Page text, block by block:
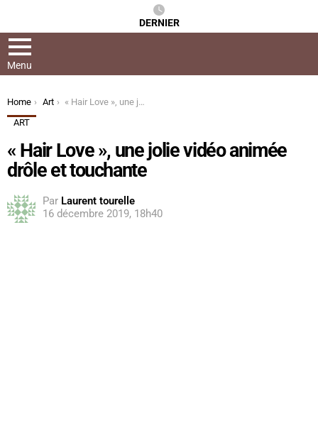
DERNIER
Menu
You are here:
Home Art
« Hair Love », une jolie vidéo animée drôle et touchante
ART
« Hair Love », une jolie vidéo animée
drôle et touchante
Par Laurent tourelle
16 décembre 2019, 18h40